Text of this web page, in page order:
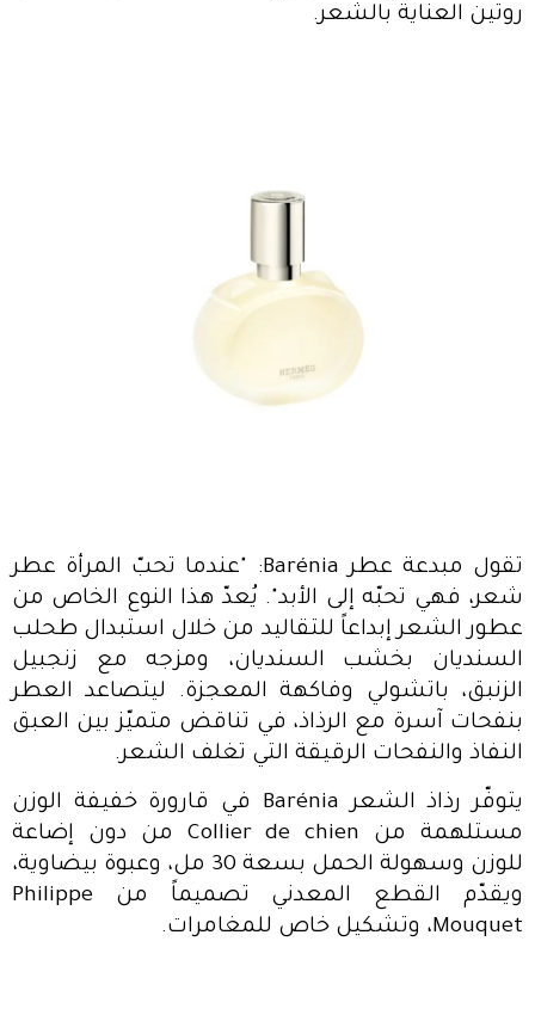
روتين العناية بالشعر.
تقول مبدعة عطر Barénia: "عندما تحبّ المرأة عطر
شعر، فهي تحبّه إلى الأبد". يُعدّ هذا النوع الخاص من
عطور الشعر إبداعاً للتقاليد من خلال استبدال طحلب
السنديان بخشب السنديان، ومزجه مع زنجبيل
الزنبق، باتشولي وفاكهة المعجزة. ليتصاعد العطر
بنفحات آسرة مع الرذاذ، في تناقض متميّز بين العبق
النفاذ والنفحات الرقيقة التي تغلف الشعر.
يتوفّر رذاذ الشعر Barénia في قارورة خفيفة الوزن
مستلهمة من Collier de chien من دون إضاعة
للوزن وسهولة الحمل بسعة 30 مل، وعبوة بيضاوية،
ويقدّم القطع المعدني تصميماً من Philippe
Mouquet، وتشكيل خاص للمغامرات.